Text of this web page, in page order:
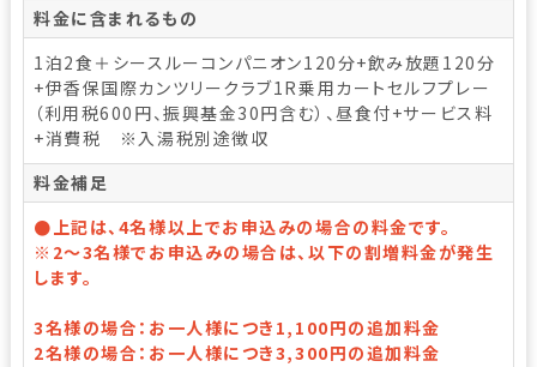
料金に含まれるもの
1泊2食＋シースルーコンパニオン120分+飲み放題120分
+伊香保国際カンツリークラブ1R乗用カートセルフプレー
（利用税600円、振興基金30円含む）、昼食付+サービス料
+消費税 ※入湯税別途徴収
料金補足
●上記は、4名様以上でお申込みの場合の料金です。
※2～3名様でお申込みの場合は、以下の割増料金が発生
します。
3名様の場合：お一人様につき1,100円の追加料金
2名様の場合：お一人様につき3,300円の追加料金